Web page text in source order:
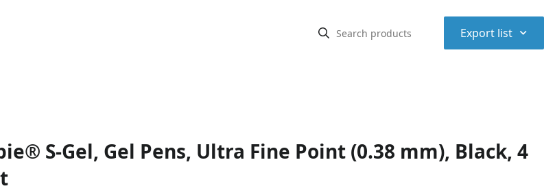
Export list ⌃
S-Gel, Gel Pens, Ultra Fine Point (0.38 mm), Black, 4